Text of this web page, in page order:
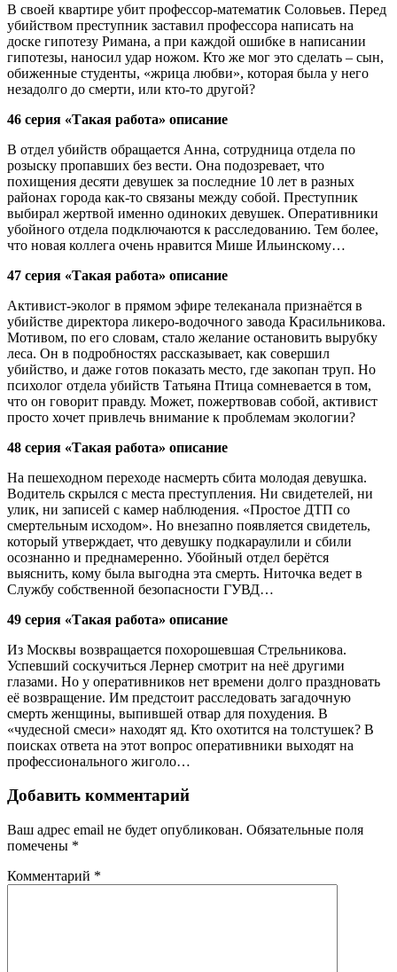
В своей квартире убит профессор-математик Соловьев. Перед
убийством преступник заставил профессора написать на
доске гипотезу Римана, а при каждой ошибке в написании
гипотезы, наносил удар ножом. Кто же мог это сделать – сын,
обиженные студенты, «жрица любви», которая была у него
незадолго до смерти, или кто-то другой?
46 серия «Такая работа» описание
В отдел убийств обращается Анна, сотрудница отдела по
розыску пропавших без вести. Она подозревает, что
похищения десяти девушек за последние 10 лет в разных
районах города как-то связаны между собой. Преступник
выбирал жертвой именно одиноких девушек. Оперативники
убойного отдела подключаются к расследованию. Тем более,
что новая коллега очень нравится Мише Ильинскому…
47 серия «Такая работа» описание
Активист-эколог в прямом эфире телеканала признаётся в
убийстве директора ликеро-водочного завода Красильникова.
Мотивом, по его словам, стало желание остановить вырубку
леса. Он в подробностях рассказывает, как совершил
убийство, и даже готов показать место, где закопан труп. Но
психолог отдела убийств Татьяна Птица сомневается в том,
что он говорит правду. Может, пожертвовав собой, активист
просто хочет привлечь внимание к проблемам экологии?
48 серия «Такая работа» описание
На пешеходном переходе насмерть сбита молодая девушка.
Водитель скрылся с места преступления. Ни свидетелей, ни
улик, ни записей с камер наблюдения. «Простое ДТП со
смертельным исходом». Но внезапно появляется свидетель,
который утверждает, что девушку подкараулили и сбили
осознанно и преднамеренно. Убойный отдел берётся
выяснить, кому была выгодна эта смерть. Ниточка ведет в
Службу собственной безопасности ГУВД…
49 серия «Такая работа» описание
Из Москвы возвращается похорошевшая Стрельникова.
Успевший соскучиться Лернер смотрит на неё другими
глазами. Но у оперативников нет времени долго праздновать
её возвращение. Им предстоит расследовать загадочную
смерть женщины, выпившей отвар для похудения. В
«чудесной смеси» находят яд. Кто охотится на толстушек? В
поисках ответа на этот вопрос оперативники выходят на
профессионального жиголо…
Добавить комментарий
Ваш адрес email не будет опубликован. Обязательные поля
помечены *
Комментарий *